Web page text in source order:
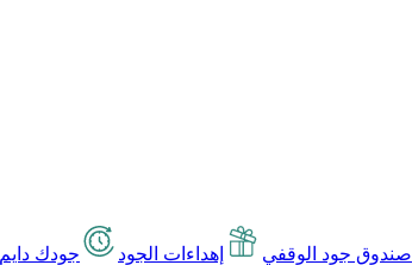
صندوق جود الوقفي إهداءات الجود جودك دايم